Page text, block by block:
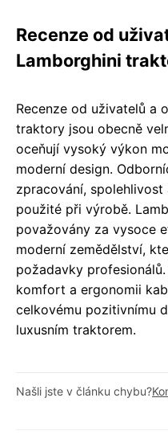
Recenze od
Lamborghini
Recenze od uživatelů a
traktory jsou obecně
oceňují vysoký výkon
moderní design.
zpracování,
použité při výrobě.
považovány za vysoce
moderní zemědělství,
požadavky
komfort a ergonomii
celkovému pozitivnímu
luxusním traktorem.
Našli jste v článku chybu?